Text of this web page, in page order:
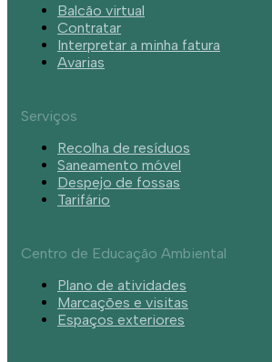
Balcão virtual
Contratar
Interpretar a minha fatura
Avarias
Serviços
Recolha de resíduos
Saneamento móvel
Despejo de fossas
Tarifário
Centro de Educação Ambiental
Plano de atividades
Marcações e visitas
Espaços exteriores